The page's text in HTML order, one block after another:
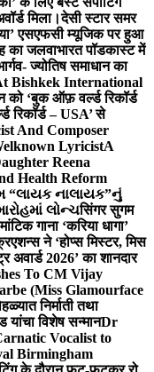
मिला।देसी स्टार समर
एसएफसी म्यूजिक पर हुआ
का जलवाभारत पॉडकास्ट में
ज्योतिष समाधान का
Bishkek International
को ‘बुक ऑफ़ वर्ल्ड रिकॉर्ड
रिकॉर्ड – USA’ से
And Composer
LyricistA
Reena
Health Reform
“લાયક નાલાયક”નું
લોન્ચसिंगर सुगम
गाना ‘करिया धागा’
ने ‘होप्स मिस्टर, मिस
अवार्ड 2026’ का शानदार
To CM Vijay
(Miss Glamourface
निर्माती तथा
यांचा विशेष सन्मानDr
Vocalist to
Birmingham